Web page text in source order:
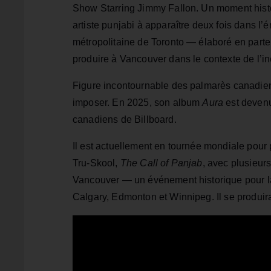
Show Starring Jimmy Fallon. Un moment
artiste punjabi à apparaître deux fois dans
métropolitaine de Toronto — élaboré en
produire à Vancouver dans le contexte de
Figure incontournable des palmarès
imposer. En 2025, son albumAura est
canadiens de Billboard.
Il est actuellement en tournée mondiale
Tru‑Skool, The Call of Panjab, avec
Vancouver — un événement historique pour
Calgary, Edmonton et Winnipeg. Il se